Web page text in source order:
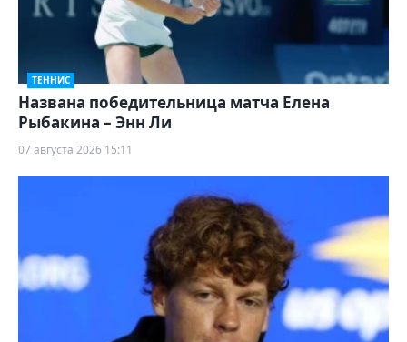
ТЕННИС
Названа победительница матча Елена
Рыбакина – Энн Ли
07 августа 2026 15:11